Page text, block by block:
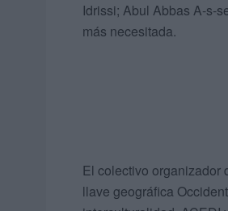
Idrissi; Abul Abbas A-s-
más necesitada.
El colectivo organizador
llave geográfica